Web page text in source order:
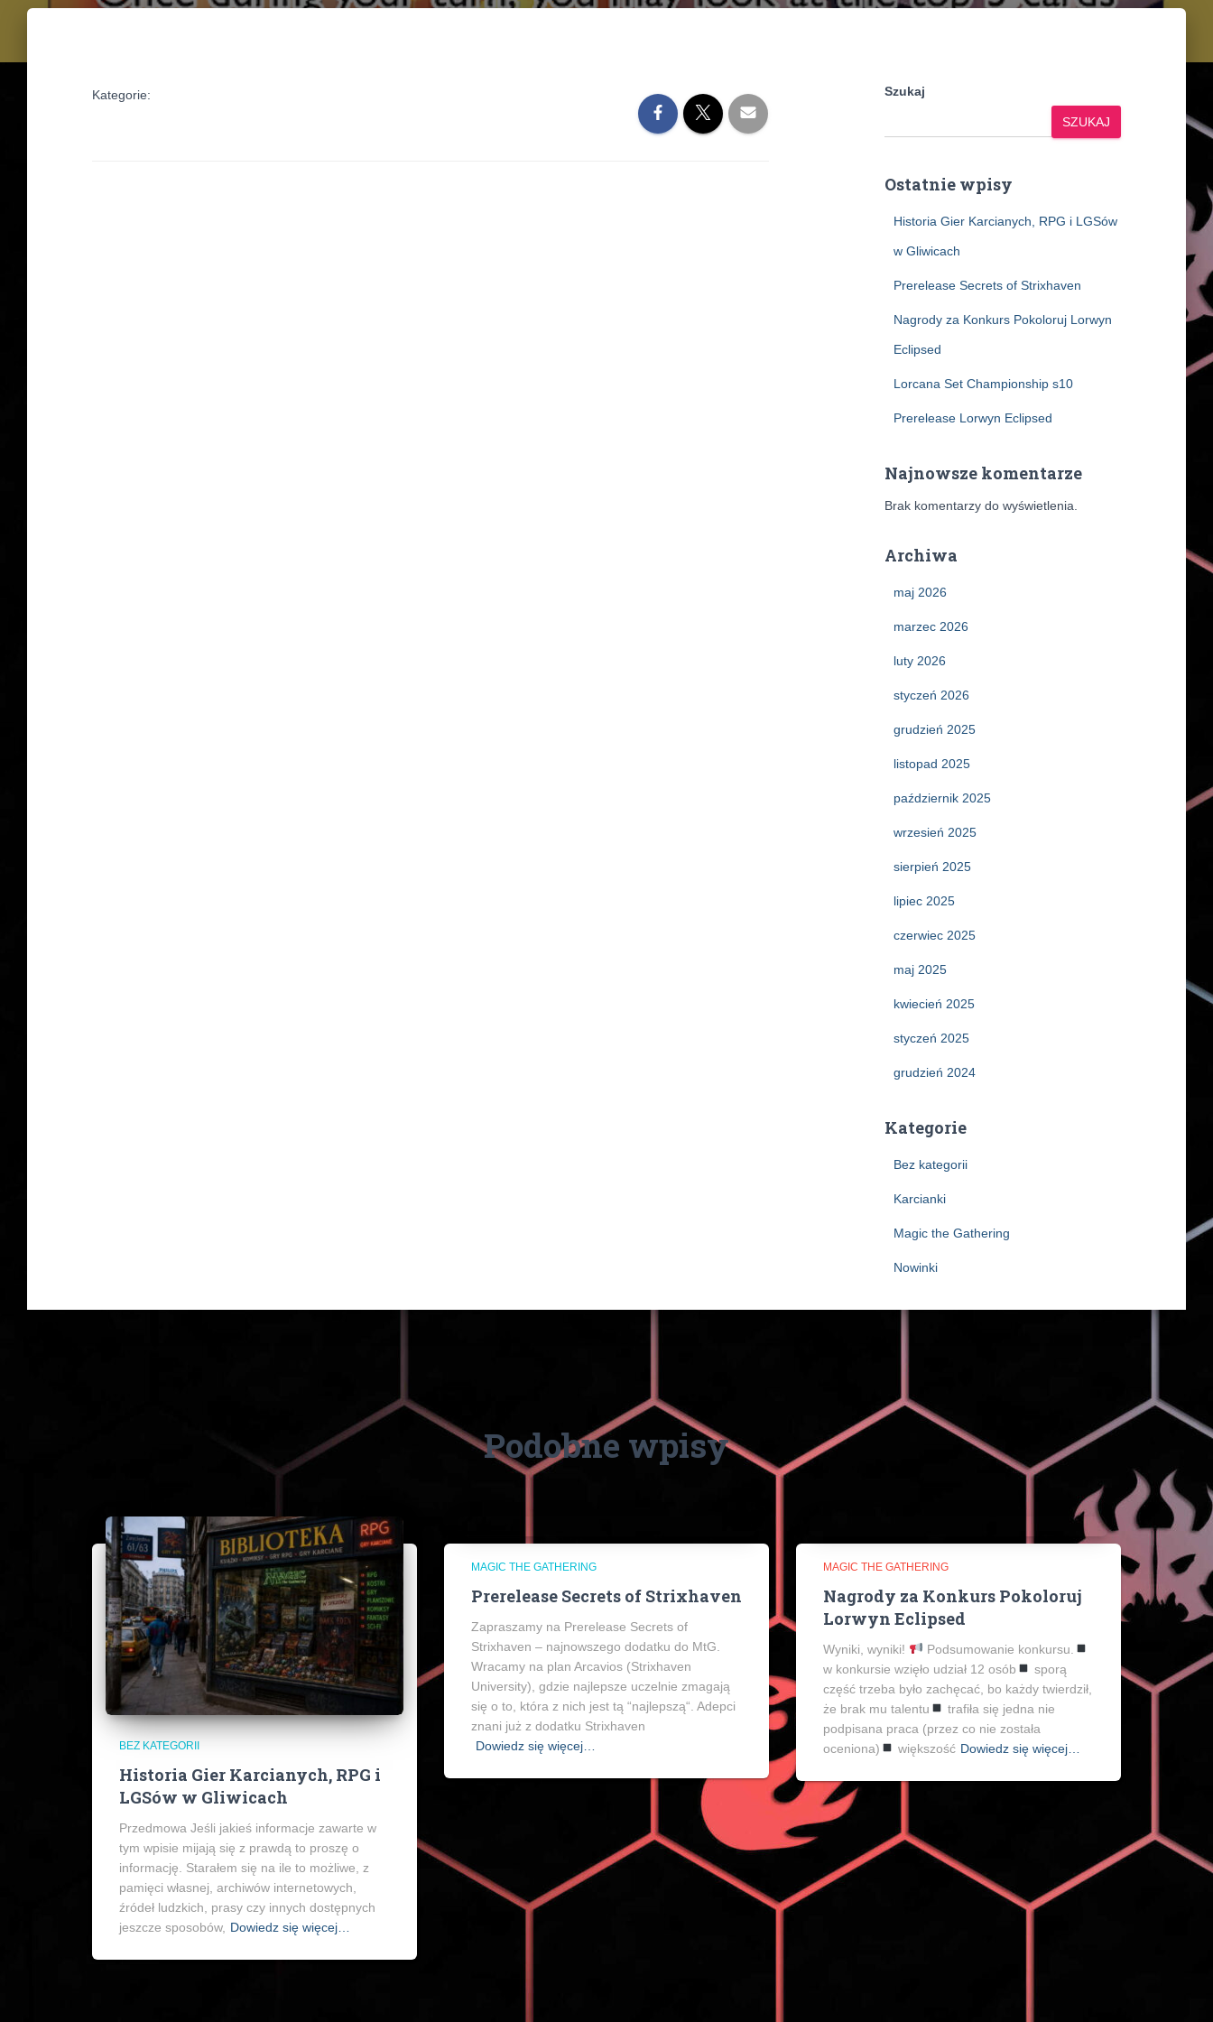
Kategorie: Szukaj
SZUKAJ
Ostatnie wpisy
Historia Gier Karcianych, RPG i LGSów
w Gliwicach
Prerelease Secrets of Strixhaven
Nagrody za Konkurs Pokoloruj Lorwyn
Eclipsed
Lorcana Set Championship s10
Prerelease Lorwyn Eclipsed
Najnowsze komentarze
Brak komentarzy do wyświetlenia.
Archiwa
maj 2026
marzec 2026
luty 2026
styczeń 2026
grudzień 2025
listopad 2025
październik 2025
wrzesień 2025
sierpień 2025
lipiec 2025
czerwiec 2025
maj 2025
kwiecień 2025
styczeń 2025
grudzień 2024
Kategorie
Bez kategorii
Karcianki
Magic the Gathering
Nowinki
Podobne wpisy
BEZ KATEGORII
Historia Gier Karcianych, RPG i
LGSów w Gliwicach
Przedmowa Jeśli jakieś informacje zawarte w
tym wpisie mijają się z prawdą to proszę o
informację. Starałem się na ile to możliwe, z
pamięci własnej, archiwów internetowych,
źródeł ludzkich, prasy czy innych dostępnych
jeszcze sposobów, Dowiedz się więcej…
MAGIC THE GATHERING
Prerelease Secrets of Strixhaven
Zapraszamy na Prerelease Secrets of
Strixhaven – najnowszego dodatku do MtG.
Wracamy na plan Arcavios (Strixhaven
University), gdzie najlepsze uczelnie zmagają
się o to, która z nich jest tą “najlepszą“. Adepci
znani już z dodatku Strixhaven
Dowiedz się więcej…
MAGIC THE GATHERING
Nagrody za Konkurs Pokoloruj
Lorwyn Eclipsed
Wyniki, wyniki!
Podsumowanie konkursu.
w konkursie wzięło udział 12 osób
sporą
część trzeba było zachęcać, bo każdy twierdził,
że brak mu talentu
trafiła się jedna nie
podpisana praca (przez co nie została
oceniona)
większość Dowiedz się więcej…